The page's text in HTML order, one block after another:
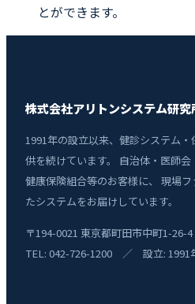
とができます。
株式会社アリトンシステム研究
1991年の設立以来、健診システム
供を続けています。 自治体・医師会
健康保険組合等のお客様に、 現場
たシステムをお届けしています。
〒194-0021 東京都町田市中町1-26-
TEL: 042-726-1200 ／ 設立: 1991